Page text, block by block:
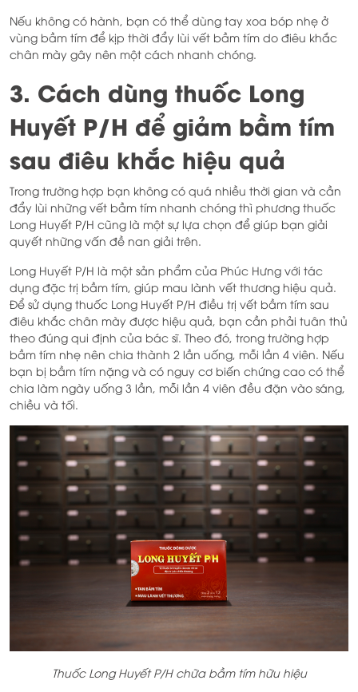
Nếu không có hành, bạn có thể dùng tay xoa bóp nhẹ ở
vùng bầm tím để kịp thời đẩy lùi vết bầm tím do điêu khắc
chân mày gây nên một cách nhanh chóng.
3. Cách dùng thuốc Long
Huyết P/H để giảm bầm tím
sau điêu khắc hiệu quả
Trong trường hợp bạn không có quá nhiều thời gian và cần
đẩy lùi những vết bầm tím nhanh chóng thì phương thuốc
Long Huyết P/H cũng là một sự lựa chọn để giúp bạn giải
quyết những vấn đề nan giải trên.
Long Huyết P/H là một sản phẩm của Phúc Hưng với tác
dụng đặc trị bầm tím, giúp mau lành vết thương hiệu quả.
Để sử dụng thuốc Long Huyết P/H điều trị vết bầm tím sau
điêu khắc chân mày được hiệu quả, bạn cần phải tuân thủ
theo đúng qui định của bác sĩ. Theo đó, trong trường hợp
bầm tím nhẹ nên chia thành 2 lần uống, mỗi lần 4 viên. Nếu
bạn bị bầm tím nặng và có nguy cơ biến chứng cao có thể
chia làm ngày uống 3 lần, mỗi lần 4 viên đều đặn vào sáng,
chiều và tối.
Thuốc Long Huyết P/H chữa bầm tím hữu hiệu